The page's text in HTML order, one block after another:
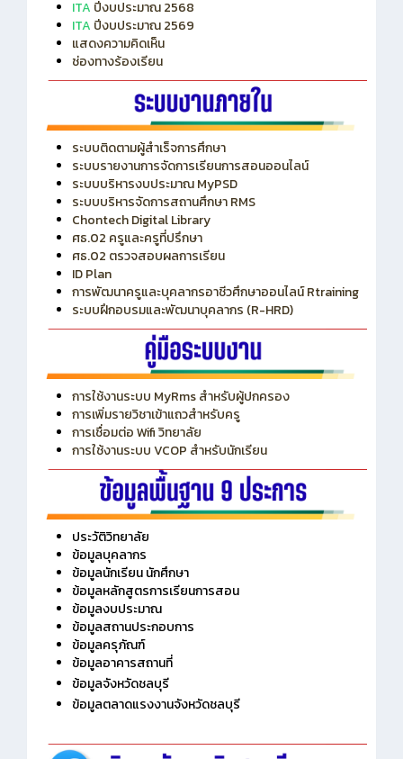
ITA ปีงบประมาณ 2568
ITA ปีงบประมาณ 2569
แสดงความคิดเห็น
ช่องทางร้องเรียน
ระบบติดตามผู้สำเร็จการศึกษา
ระบบรายงานการจัดการเรียนการสอนออนไลน์
ระบบบริหารงบประมาณ MyPSD
ระบบบริหารจัดการสถานศึกษา RMS
Chontech Digital Library
ศธ.02 ครูและครูที่ปรึกษา
ศธ.02 ตรวจสอบผลการเรียน
ID Plan
การพัฒนาครูและบุคลากรอาชีวศึกษาออนไลน์ Rtraining
ระบบฝึกอบรมและพัฒนาบุคลากร (R-HRD)
การใช้งานระบบ MyRms สำหรับผู้ปกครอง
การเพิ่มรายวิชาเข้าแถวสำหรับครู
การเชื่อมต่อ Wifi วิทยาลัย
การใช้งานระบบ VCOP สำหรับนักเรียน
ประวัติวิทยาลัย
ข้อมูลบุคลากร
ข้อมูลนักเรียน นักศึกษา
ข้อมูลหลักสูตรการเรียนการสอน
ข้อมูลงบประมาณ
ข้อมูลสถานประกอบการ
ข้อมูลครุภัณฑ์
ข้อมูลอาคารสถานที่
ข้อมูลจังหวัดชลบุรี
ข้อมูลตลาดแรงงานจังหวัดชลบุรี